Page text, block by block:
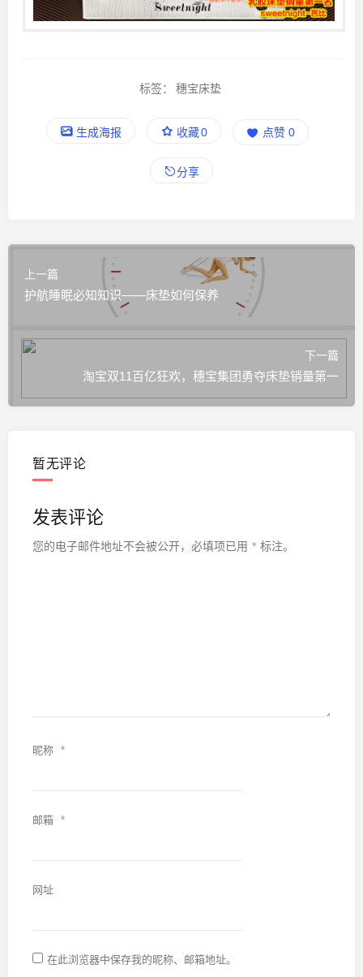
标签： 穗宝床垫
生成海报 收藏0 点赞 0
分享
上一篇
护航睡眠必知知识——床垫如何保养
下一篇
淘宝双11百亿狂欢，穗宝集团勇夺床垫销量第一
暂无评论
发表评论
您的电子邮件地址不会被公开， 必填项已用 * 标注。
昵称 *
邮箱 *
网址
在此浏览器中保存我的昵称、邮箱地址。